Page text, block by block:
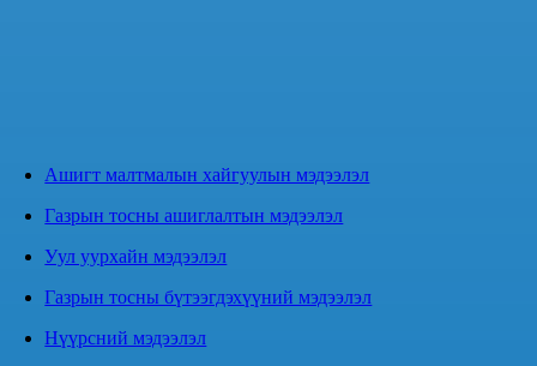
Ашигт малтмалын хайгуулын мэдээлэл
Газрын тосны ашиглалтын мэдээлэл
Уул уурхайн мэдээлэл
Газрын тосны бүтээгдэхүүний мэдээлэл
Нүүрсний мэдээлэл